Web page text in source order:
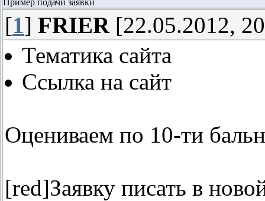
Пример подачи заявки
[1] FRIER[22.05.2012,
Тематика сайта
Ссылка на сайт
Оцениваем по 10-ти
[red]Заявку писать в